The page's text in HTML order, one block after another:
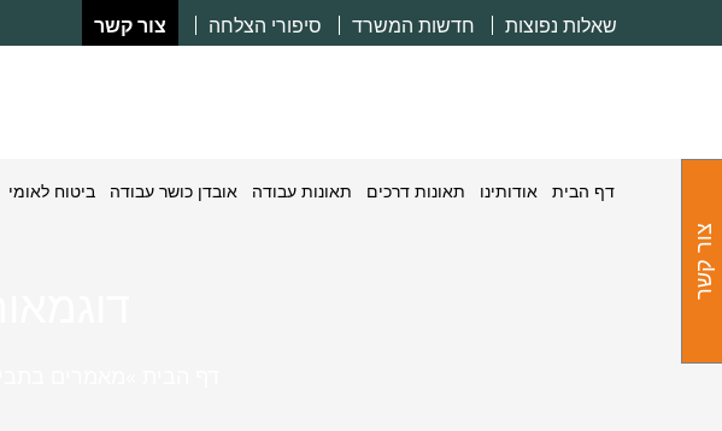
שאלות נפוצות חדשות המשרד סיפורי הצלחה צור קשר
דף הבית אודותינו תאונות דרכים תאונות עבודה אובדן כושר עבודה ביטוח לאומי
צור קשר